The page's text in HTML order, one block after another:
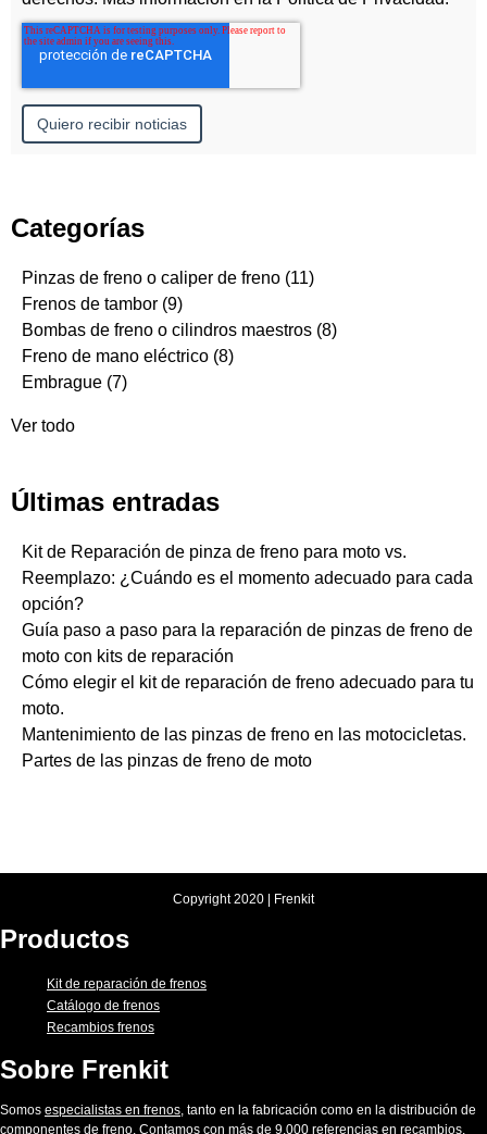
Categorías
Pinzas de freno o caliper de freno (11)
Frenos de tambor (9)
Bombas de freno o cilindros maestros (8)
Freno de mano eléctrico (8)
Embrague (7)
Ver todo
Últimas entradas
Kit de Reparación de pinza de freno para moto vs.
Reemplazo: ¿Cuándo es el momento adecuado para cada
opción?
Guía paso a paso para la reparación de pinzas de freno de
moto con kits de reparación
Cómo elegir el kit de reparación de freno adecuado para tu
moto.
Mantenimiento de las pinzas de freno en las motocicletas.
Partes de las pinzas de freno de moto
Copyright 2020 | Frenkit
Productos
Kit de reparación de frenos
Catálogo de frenos
Recambios frenos
Sobre Frenkit
Somos especialistas en frenos, tanto en la fabricación como en la distribución de
componentes de freno. Contamos con más de 9.000 referencias en recambios.